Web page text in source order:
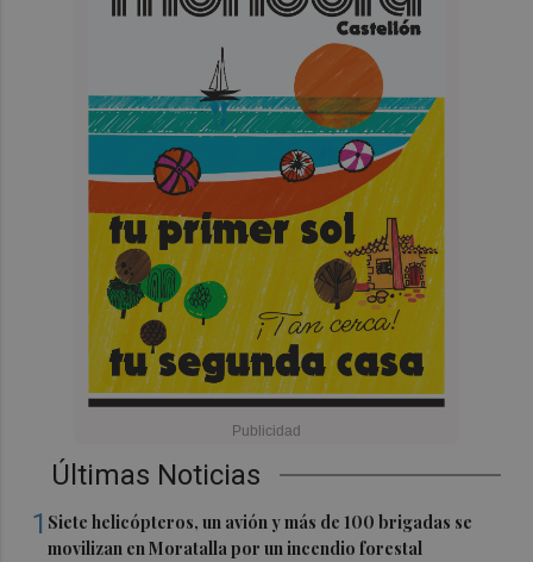
Últimas Noticias
1 Siete helicópteros, un avión y más de 100 brigadas se
movilizan en Moratalla por un incendio forestal